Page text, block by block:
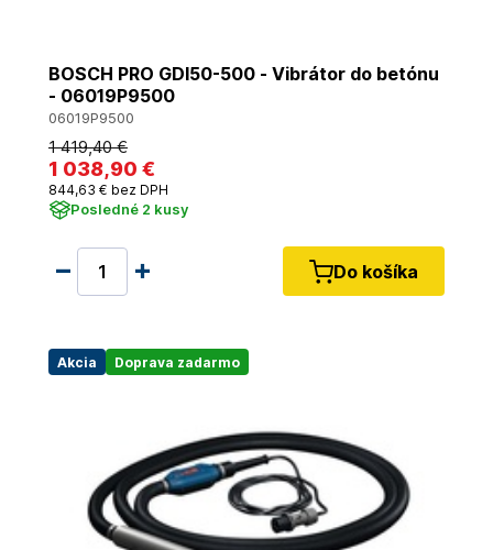
BOSCH PRO GDI50-500 - Vibrátor do betónu
- 06019P9500
06019P9500
1 419,40 €
1 038,90 €
844,63 € bez DPH
Posledné 2 kusy
Do košíka
Akcia Doprava zadarmo